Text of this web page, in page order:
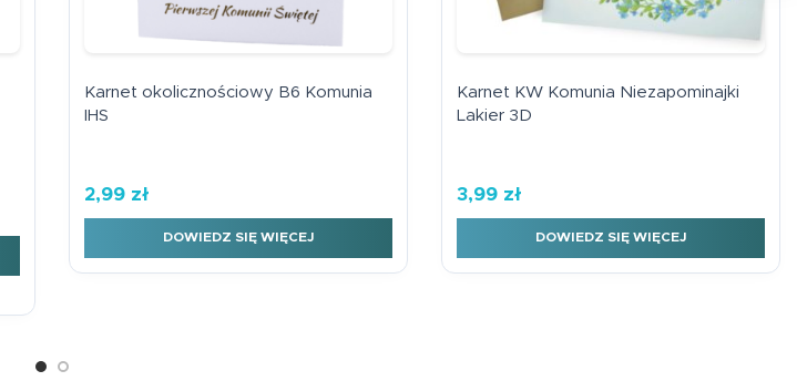
Karnet okolicznościowy B6 Komunia
IHS
2,99 zł
DOWIEDZ SIĘ WIĘCEJ
Karnet KW Komunia Niezapominajki
Lakier 3D
3,99 zł
DOWIEDZ SIĘ WIĘCEJ